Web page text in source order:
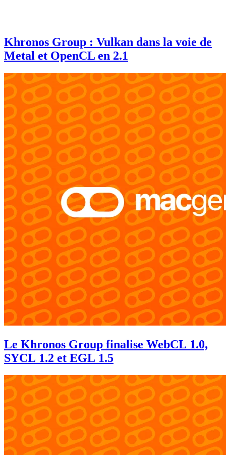
Khronos Group : Vulkan dans la voie de
Metal et OpenCL en 2.1
Le Khronos Group finalise WebCL 1.0,
SYCL 1.2 et EGL 1.5